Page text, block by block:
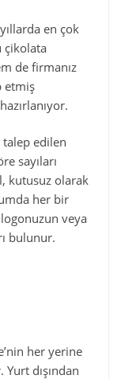
en çok
çikolata
de firmanız
etmiş
talep edilen
sayıları
kutusuz olarak
her bir
veya
bulunur.
her yerine
dışından